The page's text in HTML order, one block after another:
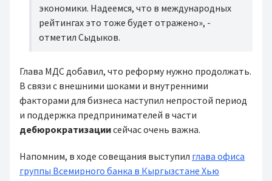
экономики. Надеемся, что в международных
рейтингах это тоже будет отражено», -
отметил Сыдыков.
Глава МДС добавил, что реформу нужно продолжать.
В связи с внешними шоками и внутренними
факторами для бизнеса наступил непростой период
и поддержка предпринимателей в части
дебюрократизациисейчас очень важна.
Напомним, в ходе совещания выступил глава офиса
группы Всемирного банка в Кыргызстане Хью